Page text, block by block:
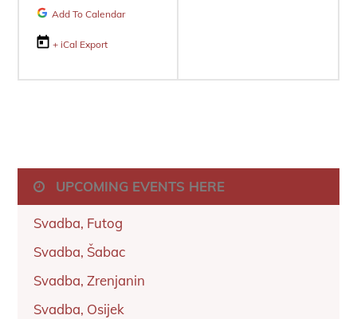
Add To Calendar
+ iCal Export
UPCOMING EVENTS HERE
Svadba, Futog
Svadba, Šabac
Svadba, Zrenjanin
Svadba, Osijek